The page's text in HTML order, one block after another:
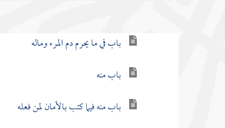
باب في ما يحرم دم المرء وماله
باب منه
باب منه فيما كتب بالأمان لمن فعله